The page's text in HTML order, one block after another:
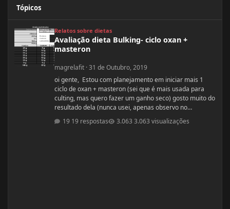
Tópicos
Relatos sobre dietas
Avaliação dieta Bulking- ciclo oxan +
masteron
magrelafit ·31 de Outubro, 2019
oi gente, Estou com planejamento em iniciar mais 1
ciclo de oxan + masteron (sei que é mais usada para
culting, mas quero fazer um ganho seco) gosto muito do
resultado dela (nunca usei, apenas observo no
pessoal). ja fiz 2 ciclos de oxandrolona 1 em 2016(6
semanas) e outro 2017.(6 semanas) , mas o meu
19 respostas 3.063 visualizações